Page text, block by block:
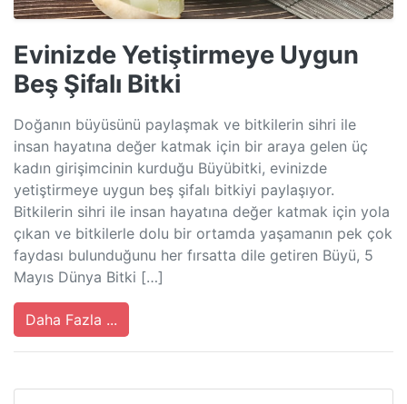
Evinizde Yetiştirmeye Uygun
Beş Şifalı Bitki
Doğanın büyüsünü paylaşmak ve bitkilerin sihri ile
insan hayatına değer katmak için bir araya gelen üç
kadın girişimcinin kurduğu Büyübitki, evinizde
yetiştirmeye uygun beş şifalı bitkiyi paylaşıyor.
Bitkilerin sihri ile insan hayatına değer katmak için yola
çıkan ve bitkilerle dolu bir ortamda yaşamanın pek çok
faydası bulunduğunu her fırsatta dile getiren Büyü, 5
Mayıs Dünya Bitki […]
Daha Fazla ...